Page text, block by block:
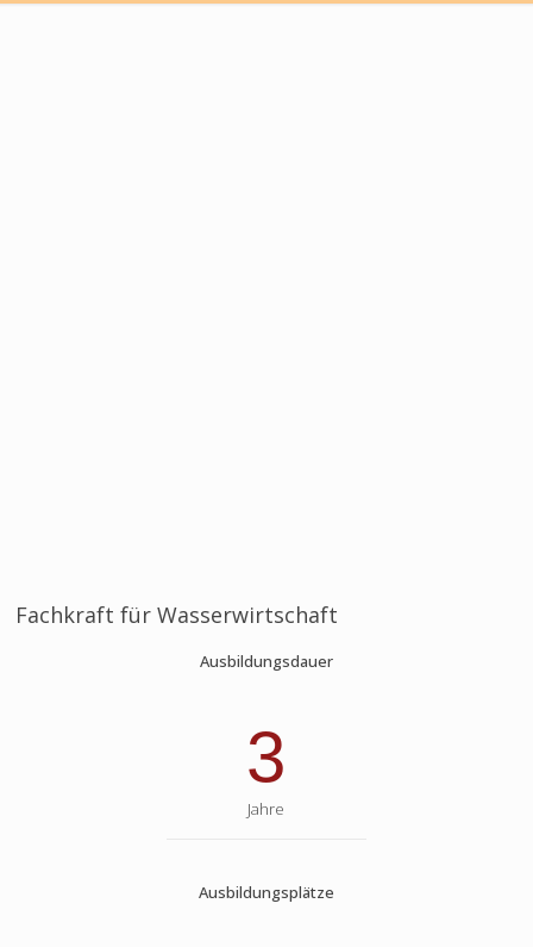
Fachkraft für Wasserwirtschaft
Ausbildungsdauer
3
Jahre
Ausbildungsplätze